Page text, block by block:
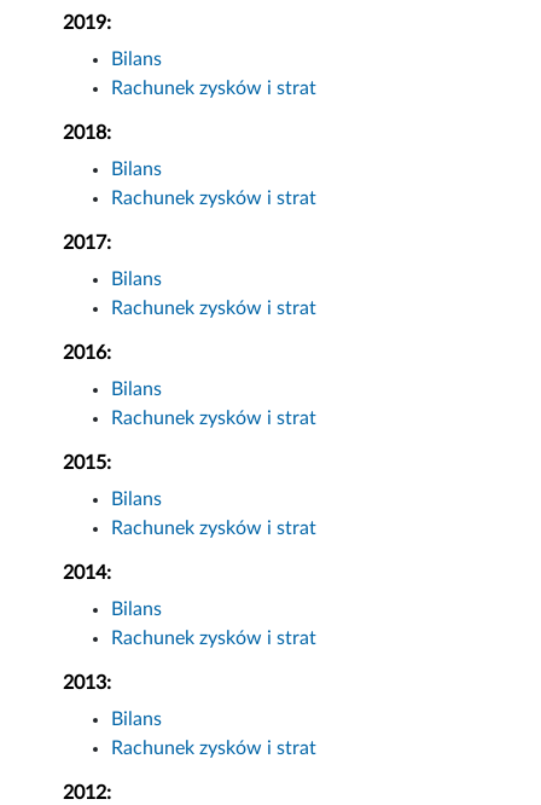
2019:
Bilans
Rachunek zysków i strat
2018:
Bilans
Rachunek zysków i strat
2017:
Bilans
Rachunek zysków i strat
2016:
Bilans
Rachunek zysków i strat
2015:
Bilans
Rachunek zysków i strat
2014:
Bilans
Rachunek zysków i strat
2013:
Bilans
Rachunek zysków i strat
2012: